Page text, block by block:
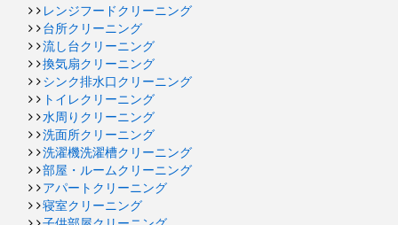
レンジフードクリーニング
台所クリーニング
流し台クリーニング
換気扇クリーニング
シンク排水口クリーニング
トイレクリーニング
水周りクリーニング
洗面所クリーニング
洗濯機洗濯槽クリーニング
部屋・ルームクリーニング
アパートクリーニング
寝室クリーニング